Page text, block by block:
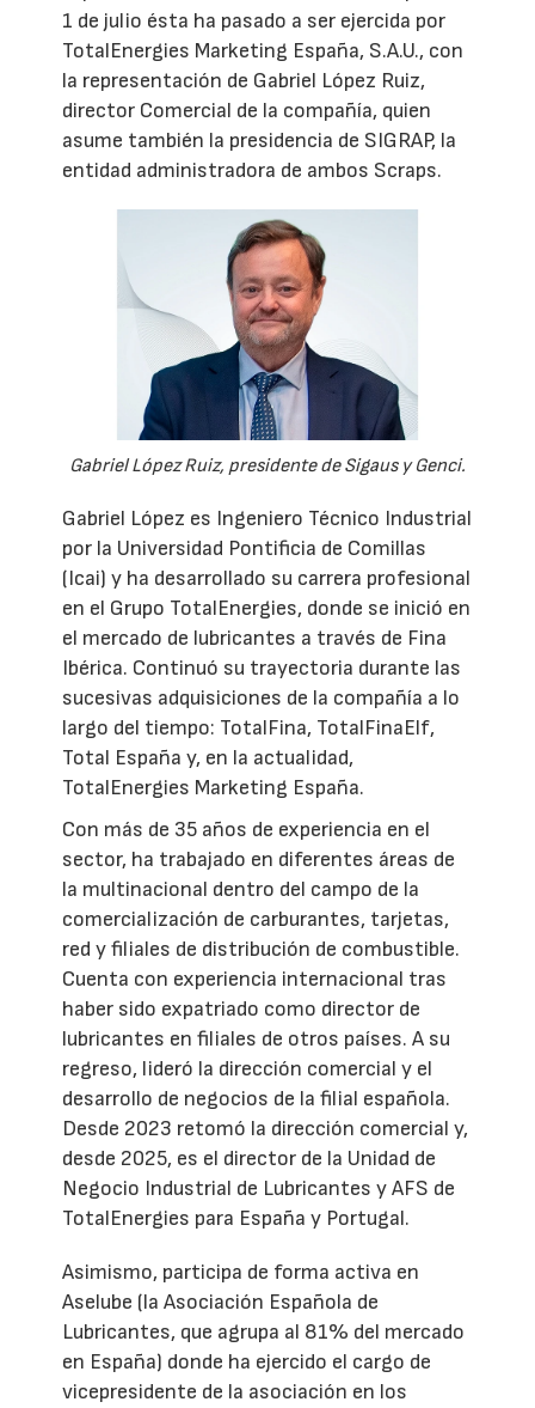
1 de julio ésta ha pasado a ser ejercida por
TotalEnergies Marketing España, S.A.U., con
la representación de Gabriel López Ruiz,
director Comercial de la compañía, quien
asume también la presidencia de SIGRAP, la
entidad administradora de ambos Scraps.
Gabriel López Ruiz, presidente de Sigaus y Genci.
Gabriel López es Ingeniero Técnico Industrial
por la Universidad Pontificia de Comillas
(Icai) y ha desarrollado su carrera profesional
en el Grupo TotalEnergies, donde se inició en
el mercado de lubricantes a través de Fina
Ibérica. Continuó su trayectoria durante las
sucesivas adquisiciones de la compañía a lo
largo del tiempo: TotalFina, TotalFinaElf,
Total España y, en la actualidad,
TotalEnergies Marketing España.
Con más de 35 años de experiencia en el
sector, ha trabajado en diferentes áreas de
la multinacional dentro del campo de la
comercialización de carburantes, tarjetas,
red y filiales de distribución de combustible.
Cuenta con experiencia internacional tras
haber sido expatriado como director de
lubricantes en filiales de otros países. A su
regreso, lideró la dirección comercial y el
desarrollo de negocios de la filial española.
Desde 2023 retomó la dirección comercial y,
desde 2025, es el director de la Unidad de
Negocio Industrial de Lubricantes y AFS de
TotalEnergies para España y Portugal.
Asimismo, participa de forma activa en
Aselube (la Asociación Española de
Lubricantes, que agrupa al 81% del mercado
en España) donde ha ejercido el cargo de
vicepresidente de la asociación en los